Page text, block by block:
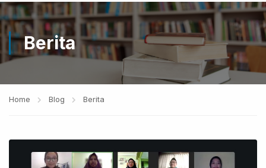
Berita
Home Blog Berita